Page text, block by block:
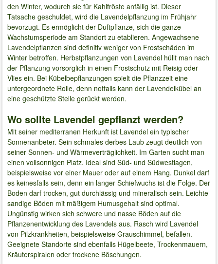
den Winter, wodurch sie für Kahlfröste anfällig ist. Dieser
Tatsache geschuldet, wird die Lavendelpflanzung im Frühjahr
bevorzugt. Es ermöglicht der Duftpflanze, sich die ganze
Wachstumsperiode am Standort zu etablieren. Angewachsene
Lavendelpflanzen sind definitiv weniger von Frostschäden im
Winter betroffen. Herbstpflanzungen von Lavendel hüllt man nach
der Pflanzung vorsorglich in einen Frostschutz mit Reisig oder
Vlies ein. Bei Kübelbepflanzungen spielt die Pflanzzeit eine
untergeordnete Rolle, denn notfalls kann der Lavendelkübel an
eine geschützte Stelle gerückt werden.
Wo sollte Lavendel gepflanzt werden?
Mit seiner mediterranen Herkunft ist Lavendel ein typischer
Sonnenanbeter. Sein schmales derbes Laub zeugt deutlich von
seiner Sonnen- und Wärmeverträglichkeit. Im Garten sucht man
einen vollsonnigen Platz. Ideal sind Süd- und Südwestlagen,
beispielsweise vor einer Mauer oder auf einem Hang. Dunkel darf
es keinesfalls sein, denn ein langer Schiefwuchs ist die Folge. Der
Boden darf trocken, gut durchlässig und mineralisch sein. Leichte
sandige Böden mit mäßigem Humusgehalt sind optimal.
Ungünstig wirken sich schwere und nasse Böden auf die
Pflanzenentwicklung des Lavendels aus. Rasch wird Lavendel
von Pilzkrankheiten, beispielsweise Grauschimmel, befallen.
Geeignete Standorte sind ebenfalls Hügelbeete, Trockenmauern,
Kräuterspiralen oder trockene Böschungen.